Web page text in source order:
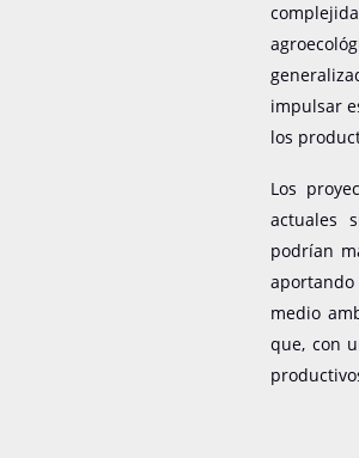
impulsar
los
Los
actuales
podrían
medio
que, con